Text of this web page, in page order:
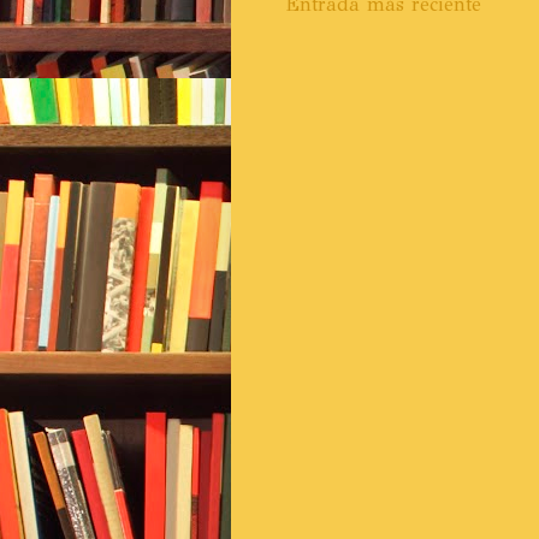
Entrada más reciente